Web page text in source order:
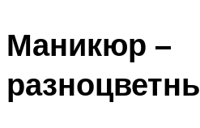
Маникюр –